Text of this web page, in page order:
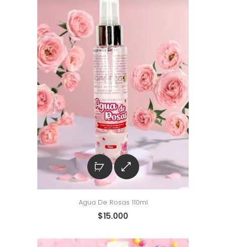
Agua De Rosas 110ml
$15.000